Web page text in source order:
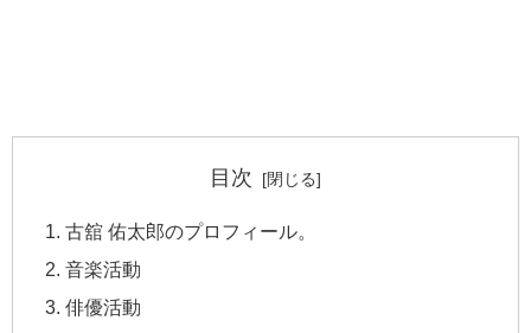
目次
古舘 佑太郎のプロフィール。
音楽活動
俳優活動